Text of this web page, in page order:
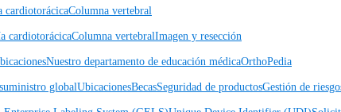
cardiotorácicaColumna vertebral
cardiotorácicaColumna vertebralImagen y resección
Nuestro departamento de educación médicaOrthoPedia
globalUbicacionesBecasSeguridad de productosGestión de